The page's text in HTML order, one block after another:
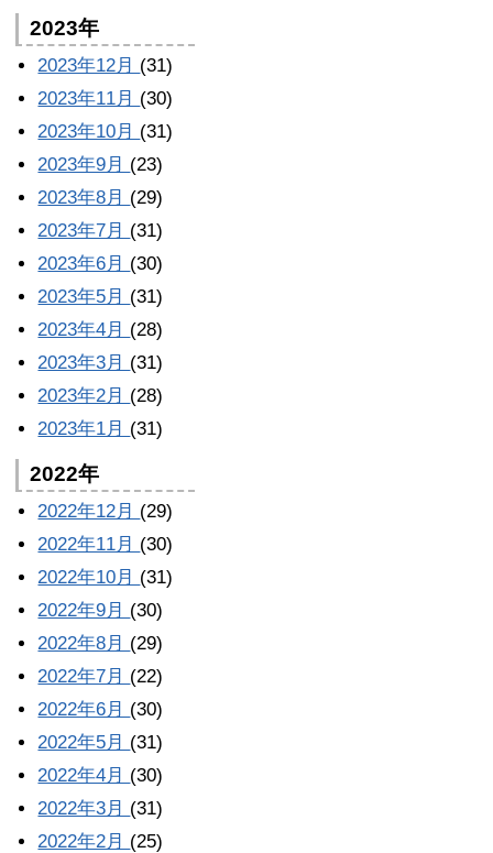
2023年
2023年12月 (31)
2023年11月 (30)
2023年10月 (31)
2023年9月 (23)
2023年8月 (29)
2023年7月 (31)
2023年6月 (30)
2023年5月 (31)
2023年4月 (28)
2023年3月 (31)
2023年2月 (28)
2023年1月 (31)
2022年
2022年12月 (29)
2022年11月 (30)
2022年10月 (31)
2022年9月 (30)
2022年8月 (29)
2022年7月 (22)
2022年6月 (30)
2022年5月 (31)
2022年4月 (30)
2022年3月 (31)
2022年2月 (25)